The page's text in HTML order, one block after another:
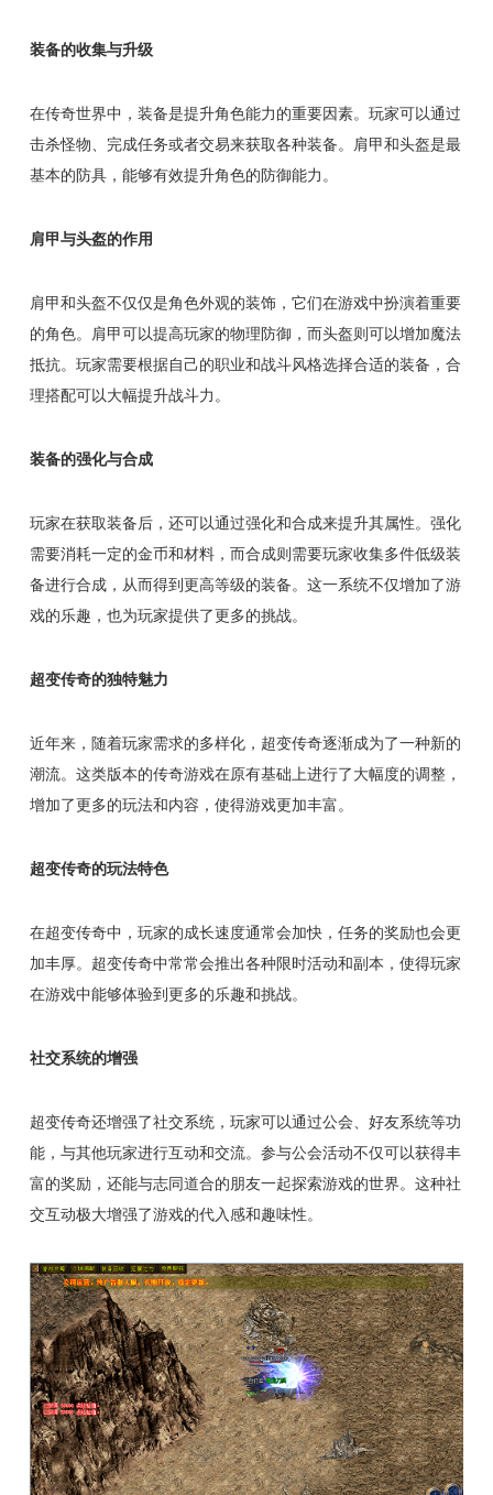
装备的收集与升级
在传奇世界中，装备是提升角色能力的重要因素。玩家可以通过
击杀怪物、完成任务或者交易来获取各种装备。肩甲和头盔是最
基本的防具，能够有效提升角色的防御能力。
肩甲与头盔的作用
肩甲和头盔不仅仅是角色外观的装饰，它们在游戏中扮演着重要
的角色。肩甲可以提高玩家的物理防御，而头盔则可以增加魔法
抵抗。玩家需要根据自己的职业和战斗风格选择合适的装备，合
理搭配可以大幅提升战斗力。
装备的强化与合成
玩家在获取装备后，还可以通过强化和合成来提升其属性。强化
需要消耗一定的金币和材料，而合成则需要玩家收集多件低级装
备进行合成，从而得到更高等级的装备。这一系统不仅增加了游
戏的乐趣，也为玩家提供了更多的挑战。
超变传奇的独特魅力
近年来，随着玩家需求的多样化，超变传奇逐渐成为了一种新的
潮流。这类版本的传奇游戏在原有基础上进行了大幅度的调整，
增加了更多的玩法和内容，使得游戏更加丰富。
超变传奇的玩法特色
在超变传奇中，玩家的成长速度通常会加快，任务的奖励也会更
加丰厚。超变传奇中常常会推出各种限时活动和副本，使得玩家
在游戏中能够体验到更多的乐趣和挑战。
社交系统的增强
超变传奇还增强了社交系统，玩家可以通过公会、好友系统等功
能，与其他玩家进行互动和交流。参与公会活动不仅可以获得丰
富的奖励，还能与志同道合的朋友一起探索游戏的世界。这种社
交互动极大增强了游戏的代入感和趣味性。